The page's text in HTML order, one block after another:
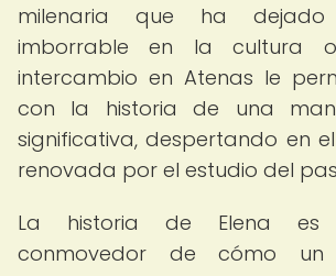
milenaria que ha
imborrable en la cultura
intercambio en Atenas le
con la historia de una
significativa, despertando en
renovada por el estudio del
La historia de Elena es
conmovedor de cómo un